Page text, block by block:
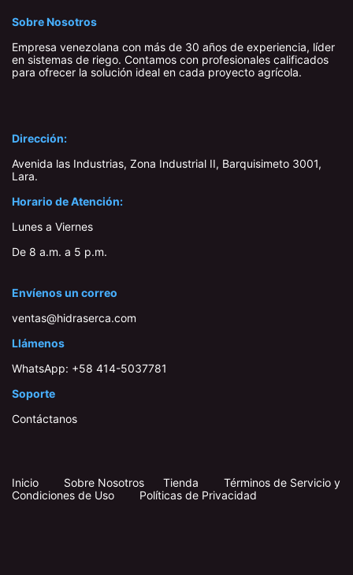
Sobre Nosotros
Empresa venezolana con más de 30 años de experiencia, líder
en sistemas de riego. Contamos con profesionales calificados
para ofrecer la solución ideal en cada proyecto agrícola.
Dirección:
Avenida las Industrias, Zona Industrial II, Barquisimeto 3001,
Lara​.
Horario de Atención:
Lunes a Viernes
De 8 a.m. a 5 p.m.
Envíenos un correo
ventas@hidraserca.com
Llámenos
WhatsApp: +58 414-503778​1
Soporte
Contáctanos
Inicio Sobre Nosotros Tienda
Términos de Servicio y
Condiciones de Uso
Políticas de Privacidad